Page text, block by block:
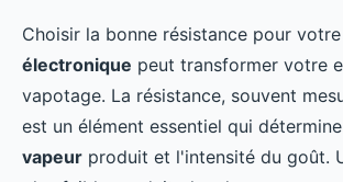
Choisir la bonne résistance pour votre
électronique peut transformer votre
vapotage. La résistance, souvent
est un élément essentiel qui
vapeur produit et l'intensité du goût.